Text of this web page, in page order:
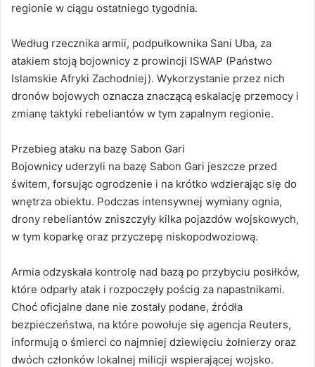
regionie w ciągu ostatniego tygodnia.
Według rzecznika armii, podpułkownika Sani Uba, za
atakiem stoją bojownicy z prowincji ISWAP (Państwo
Islamskie Afryki Zachodniej). Wykorzystanie przez nich
dronów bojowych oznacza znaczącą eskalację przemocy i
zmianę taktyki rebeliantów w tym zapalnym regionie.
Przebieg ataku na bazę Sabon Gari
Bojownicy uderzyli na bazę Sabon Gari jeszcze przed
świtem, forsując ogrodzenie i na krótko wdzierając się do
wnętrza obiektu. Podczas intensywnej wymiany ognia,
drony rebeliantów zniszczyły kilka pojazdów wojskowych,
w tym koparkę oraz przyczepę niskopodwoziową.
Armia odzyskała kontrolę nad bazą po przybyciu posiłków,
które odparły atak i rozpoczęły pościg za napastnikami.
Choć oficjalne dane nie zostały podane, źródła
bezpieczeństwa, na które powołuje się agencja Reuters,
informują o śmierci co najmniej dziewięciu żołnierzy oraz
dwóch członków lokalnej milicji wspierającej wojsko.